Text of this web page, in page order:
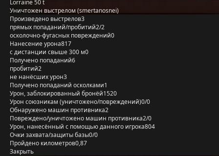
Lorraine 50 t
Уничтожен выстрелом (smertanosnei)
Произведено выстрелов3
прямых попаданий/пробитий2/2
осколочно-фугасных повреждений0
Нанесение урона817
с дистанции свыше 300 м0
Получено попаданий6
пробитий2
не нанёсших урон3
Получено попаданий осколками1
Урон, заблокированный бронёй1520
Урон союзникам (уничтожено/повреждений)0/0
Обнаружено машин противника2
Повреждено/уничтожено машин противника2/0
Урон, нанесённый с помощью данного игрока804
Очки захвата/защиты базы0/0
Пройдено километров0,87
Закрыть